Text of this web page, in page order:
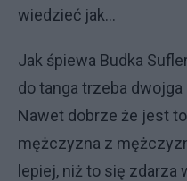
wiedzieć jak...
Jak śpiewa Budka
do tanga trzeba
Nawet dobrze że jest
mężczyzna z
lepiej, niż to się zdarza